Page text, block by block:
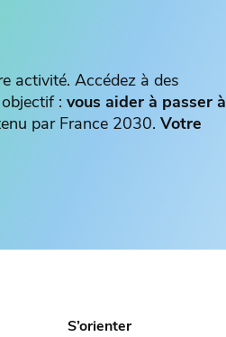
activité. Accédez à des
: vous aider à passer à
par France 2030. Votre
S’orienter